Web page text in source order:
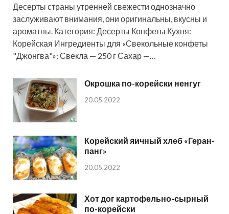
Десерты страны утренней свежести однозначно
заслуживают внимания, они оригинальны, вкусны и
ароматны. Категория: Десерты Конфеты Кухня:
Корейская Ингредиенты для «Свекольные конфеты
"Джонгва"»: Свекла — 250 г Сахар —…
Окрошка по-корейски ненгуг
20.05.2022
Корейский яичный хлеб «Геран-
панг»
20.05.2022
Хот дог картофельно-сырный
по-корейски